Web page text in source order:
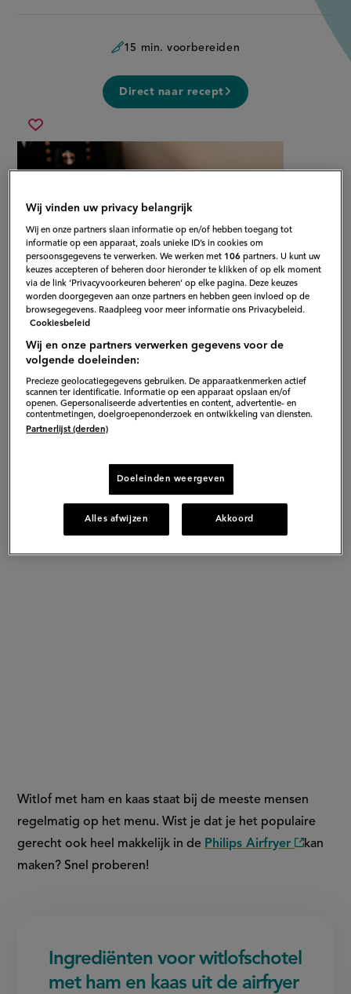
15 min. voorbereiden
Direct naar recept
Sla
recept
op
witlofschotel
met
ham
en
uit
de
airfryer
Gepubliceerd op: 28-09-20
Bewerkt op: 24-01-2023
Witlof met ham en kaas staat bij de meeste mensen
regelmatig op het menu. Wist je dat je het populaire
gerecht ook heel makkelijk in de Philips Airfryer(externe
kan
maken? Snel proberen!
Ingrediënten voor witlofschotel
met ham en kaas uit de airfryer
Wij vinden uw privacy belangrijk
Wij en onze partners slaan informatie op en/of hebben toegang tot
informatie op een apparaat, zoals unieke ID’s in cookies om
persoonsgegevens te verwerken. We werken met 106 partners. U kunt uw
keuzes accepteren of beheren door hieronder te klikken of op elk moment
via de link ‘Privacyvoorkeuren beheren’ op elke pagina. Deze keuzes
worden doorgegeven aan onze partners en hebben geen invloed op de
browsegegevens. Raadpleeg voor meer informatie ons Privacybeleid.
Cookiesbeleid
Wij en onze partners verwerken gegevens voor de
volgende doeleinden:
Precieze geolocatiegegevens gebruiken. De apparaatkenmerken actief
scannen ter identificatie. Informatie op een apparaat opslaan en/of
openen. Gepersonaliseerde advertenties en content, advertentie- en
contentmetingen, doelgroepenonderzoek en ontwikkeling van diensten.
Partnerlijst (derden)
Doeleinden weergeven
Alles afwijzen Akkoord